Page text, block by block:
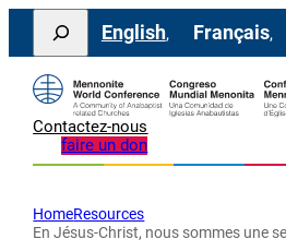
Aller
contenu
Search
English Français
Contactez-nous
faire un don
HomeResources
En Jésus-Christ, nous sommes une